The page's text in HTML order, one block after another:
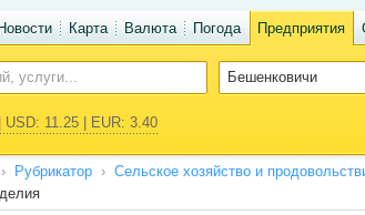
Новости Карта Валюта Погода Предприятия
USD: 11.25 | EUR: 3.40
Рубрикатор Сельское хозяйство и